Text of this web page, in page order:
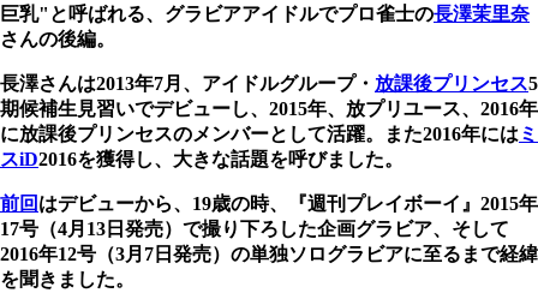
巨乳"と呼ばれる、グラビアアイドルでプロ雀士の長澤茉里奈
さんの後編。
長澤さんは2013年7月、アイドルグループ・ 放課後プリンセス5
期候補生見習いでデビューし、2015年、放プリユース、2016年
に放課後プリンセスのメンバーとして活躍。また2016年には ミ
スiD2016を獲得し、大きな話題を呼びました。
前回 はデビューから、19歳の時、『週刊プレイボーイ』2015年
17号（4月13日発売）で撮り下ろした企画グラビア、そして
2016年12号（3月7日発売）の単独ソログラビアに至るまで経緯
を聞きました。